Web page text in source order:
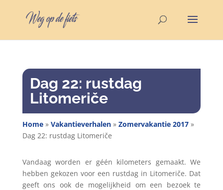
Dag 22: rustdag
Litomeriče
Home» Vakantieverhalen» Zomervakantie 2017»
Dag 22: rustdag Litomeriče
Vandaag worden er géén kilometers gemaakt. We
hebben gekozen voor een rustdag in Litomeriče. Dat
geeft ons ook de mogelijkheid om een bezoek te